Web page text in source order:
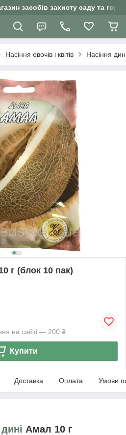
засобів захисту саду та
Насіння овочів і квітів Насіння
г (блок 10 пак)
на сайті — 200 ₴
Купити
Доставка Оплата Умови
Амал 10 г